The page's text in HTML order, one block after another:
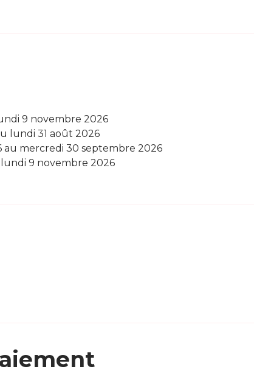
9 novembre 2026
lundi 31 août 2026
au mercredi 30 septembre 2026
9 novembre 2026